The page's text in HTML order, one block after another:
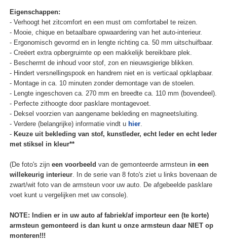
Eigenschappen:
- Verhoogt het zitcomfort en een must om comfortabel te reizen.
- Mooie, chique en betaalbare opwaardering van het auto-interieur.
- Ergonomisch gevormd en in lengte richting ca. 50 mm uitschuifbaar.
- Creëert extra opbergruimte op een makkelijk bereikbare plek.
- Beschermt de inhoud voor stof, zon en nieuwsgierige blikken.
- Hindert versnellingspook en handrem niet en is verticaal opklapbaar.
- Montage in ca. 10 minuten zonder demontage van de stoelen.
- Lengte ingeschoven ca. 270 mm en breedte ca. 110 mm (bovendeel).
- Perfecte zithoogte door pasklare montagevoet.
- Deksel voorzien van aangename bekleding en magneetsluiting.
- Verdere (belangrijke) informatie vindt u hier.
- Keuze uit bekleding van stof, kunstleder, echt leder en echt leder
met stiksel in kleur**
(De foto's zijn een voorbeeld van de gemonteerde armsteun in een
willekeurig interieur. In de serie van 8 foto's ziet u links bovenaan de
zwart/wit foto van de armsteun voor uw auto. De afgebeelde pasklare
voet kunt u vergelijken met uw console).
NOTE: Indien er in uw auto af fabriek/af importeur een (te korte)
armsteun gemonteerd is dan kunt u onze armsteun daar NIET op
monteren!!!